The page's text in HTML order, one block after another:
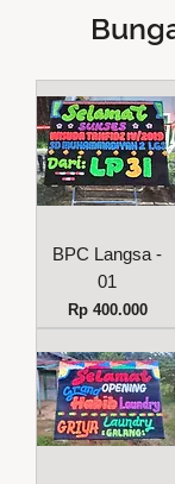
BPC Langsa -
01
Harga
Rp 400.000